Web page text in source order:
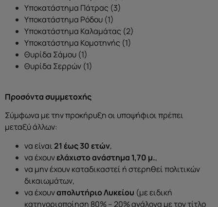
Υποκατάστημα Πάτρας (3)
Υποκατάστημα Ρόδου (1)
Υποκατάστημα Καλαμάτας (2)
Υποκατάστημα Κομοτηνής (1)
Θυρίδα Σάμου (1)
Θυρίδα Σερρών (1)
Προσόντα συμμετοχής
Σύμφωνα με την προκήρυξη οι υποψήφιοι πρέπει
μεταξύ άλλων:
να είναι21 έως 30 ετών,
να έχουνελάχιστο ανάστημα 1,70 μ.,
να μην έχουν καταδικαστεί ή στερηθεί πολιτικών
δικαιωμάτων,
να έχουναπολυτήριο Λυκείου (με ειδική
κατηγοριοποίηση 80% – 20% ανάλογα με τον τίτλο